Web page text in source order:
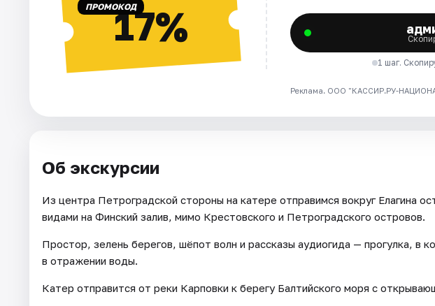
ПРОМОКОД17%
1 шаг.
Реклама. ООО "КАССИР.РУ-
Об экскурсии
Из центра Петроградской стороны на катере отправимся вокруг Елагина
видами на Финский залив, мимо Крестовского и Петроградского островов.
Простор, зелень берегов, шёпот волн и рассказы аудиогида — прогулка, в
в отражении воды.
Катер отправится от реки Карповки к берегу Балтийского моря с